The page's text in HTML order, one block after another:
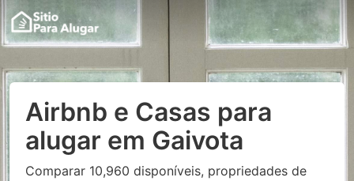
Airbnb e Casas para
alugar em Gaivota
Comparar 10,960 disponíveis, propriedades de